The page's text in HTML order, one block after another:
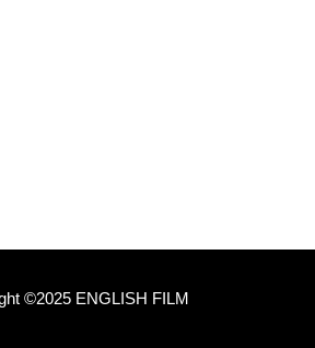
©2025 ENGLISH FILM